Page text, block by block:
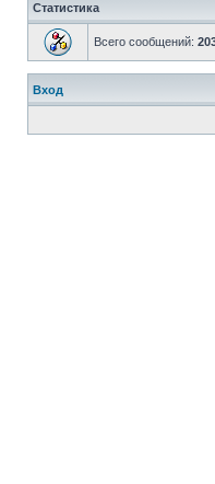
Статистика
Всего сообщений:
Вход